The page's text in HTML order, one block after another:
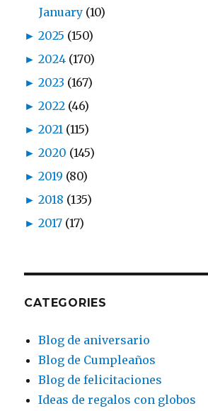
January (10)
► 2025 (150)
► 2024 (170)
► 2023 (167)
► 2022 (46)
► 2021 (115)
► 2020 (145)
► 2019 (80)
► 2018 (135)
► 2017 (17)
CATEGORIES
Blog de aniversario
Blog de Cumpleaños
Blog de felicitaciones
Ideas de regalos con globos